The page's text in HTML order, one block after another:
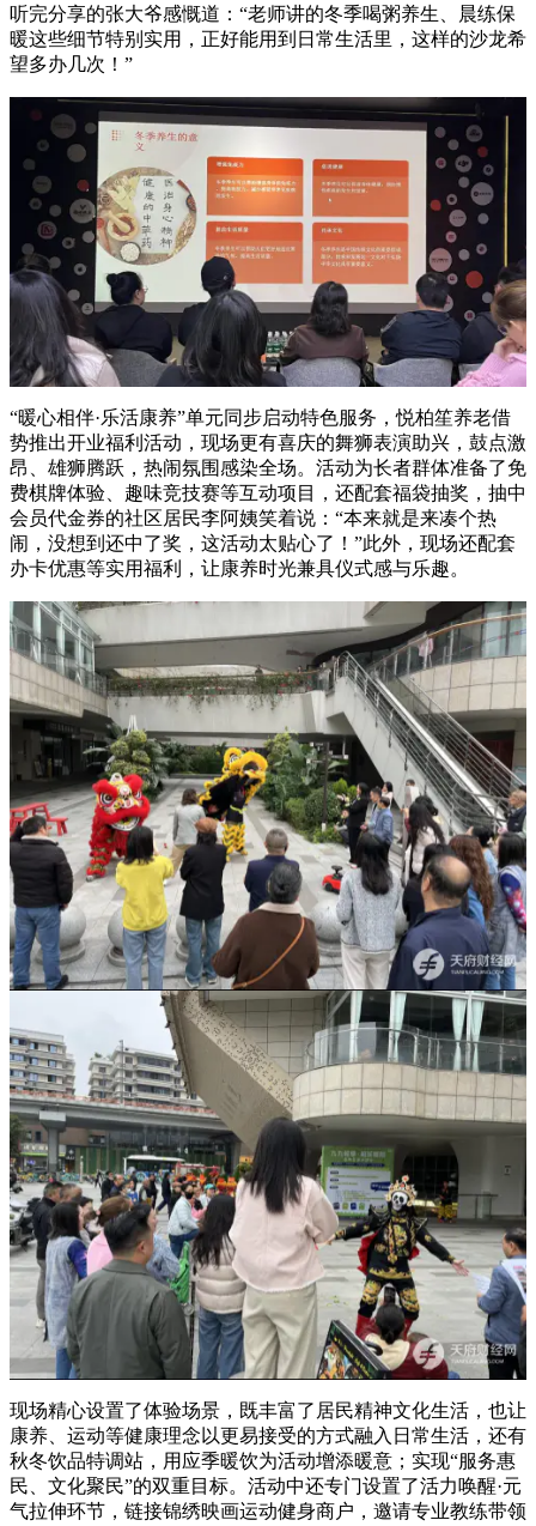
听完分享的张大爷感慨道：“老师讲的冬季喝粥养生、晨练保
暖这些细节特别实用，正好能用到日常生活里，这样的沙龙希
望多办几次！”
“暖心相伴·乐活康养”单元同步启动特色服务，悦柏笙养老借
势推出开业福利活动，现场更有喜庆的舞狮表演助兴，鼓点激
昂、雄狮腾跃，热闹氛围感染全场。活动为长者群体准备了免
费棋牌体验、趣味竞技赛等互动项目，还配套福袋抽奖，抽中
会员代金券的社区居民李阿姨笑着说：“本来就是来凑个热
闹，没想到还中了奖，这活动太贴心了！”此外，现场还配套
办卡优惠等实用福利，让康养时光兼具仪式感与乐趣。
现场精心设置了体验场景，既丰富了居民精神文化生活，也让
康养、运动等健康理念以更易接受的方式融入日常生活，还有
秋冬饮品特调站，用应季暖饮为活动增添暖意；实现“服务惠
民、文化聚民”的双重目标。活动中还专门设置了活力唤醒·元
气拉伸环节，链接锦绣映画运动健身商户，邀请专业教练带领